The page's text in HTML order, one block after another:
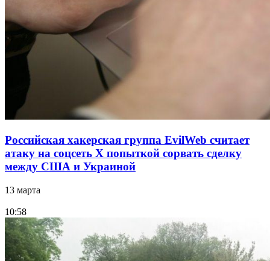
Российская хакерская группа EvilWeb считает
атаку на соцсеть Х попыткой сорвать сделку
между США и Украиной
13 марта
10:58